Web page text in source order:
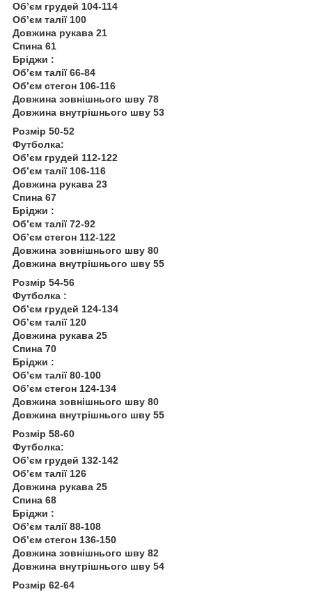
Обʼєм грудей 104-114
Обʼєм талії 100
Довжина рукава 21
Спина 61
Бріджи :
Обʼєм талії 66-84
Обʼєм стегон 106-116
Довжина зовнішнього шву 78
Довжина внутрішнього шву 53
Розмір 50-52
Футболка:
Обʼєм грудей 112-122
Обʼєм талії 106-116
Довжина рукава 23
Спина 67
Бріджи :
Обʼєм талії 72-92
Обʼєм стегон 112-122
Довжина зовнішнього шву 80
Довжина внутрішнього шву 55
Розмір 54-56
Футболка :
Обʼєм грудей 124-134
Обʼєм талії 120
Довжина рукава 25
Спина 70
Бріджи :
Обʼєм талії 80-100
Обʼєм стегон 124-134
Довжина зовнішнього шву 80
Довжина внутрішнього шву 55
Розмір 58-60
Футболка:
Обʼєм грудей 132-142
Обʼєм талії 126
Довжина рукава 25
Спина 68
Бріджи :
Обʼєм талії 88-108
Обʼєм стегон 136-150
Довжина зовнішнього шву 82
Довжина внутрішнього шву 54
Розмір 62-64